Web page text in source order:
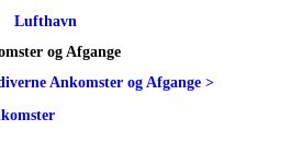
Lufthavn
og Afgange
Ankomster og Afgange >